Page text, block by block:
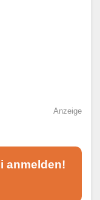
Anzeige
anmelden!